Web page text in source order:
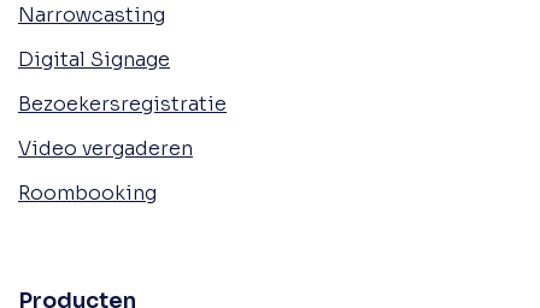
Narrowcasting
Digital Signage
Bezoekersregistratie
Video vergaderen
Roombooking
Producten